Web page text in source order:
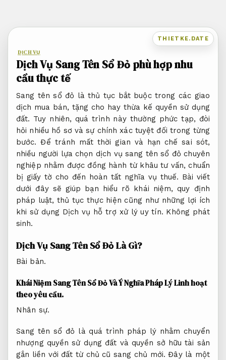
THIETKE.DATE
DỊCH VỤ
Dịch Vụ Sang Tên Sổ Đỏ phù hợp nhu
cầu thực tế
Sang tên sổ đỏ là thủ tục bắt buộc trong các giao
dịch mua bán, tặng cho hay thừa kế quyền sử dụng
đất. Tuy nhiên, quá trình này thường phức tạp, đòi
hỏi nhiều hồ sơ và sự chính xác tuyệt đối trong từng
bước. Để tránh mất thời gian và hạn chế sai sót,
nhiều người lựa chọn dịch vụ sang tên sổ đỏ chuyên
nghiệp nhằm được đồng hành từ khâu tư vấn, chuẩn
bị giấy tờ cho đến hoàn tất nghĩa vụ thuế. Bài viết
dưới đây sẽ giúp bạn hiểu rõ khái niệm, quy định
pháp luật, thủ tục thực hiện cũng như những lợi ích
khi sử dụng Dịch vụ hỗ trợ xử lý uy tín. Không phát
sinh.
Dịch Vụ Sang Tên Sổ Đỏ Là Gì?
Bài bản.
Khái Niệm Sang Tên Sổ Đỏ Và Ý Nghĩa Pháp LýLinh hoạt
theo yêu cầu.
Nhân sự.
Sang tên sổ đỏ là quá trình pháp lý nhằm chuyển
nhượng quyền sử dụng đất và quyền sở hữu tài sản
gắn liền với đất từ chủ cũ sang chủ mới. Đây là một